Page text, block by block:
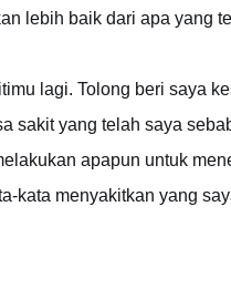
lebih baik dari apa yang
lagi. Tolong beri saya
sakit yang telah saya
apapun untuk
kata menyakitkan yang